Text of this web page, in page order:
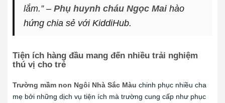
lắm.” – Phụ huynh cháu Ngọc Maihào
hứng chia sẻ với KiddiHub.
Tiện ích hàng đầu mang đến nhiều trải nghiệm
thú vị cho trẻ
Trường mầm non Ngôi Nhà Sắc Màu chinh phục nhiều cha
mẹ bởi những dịch vụ tiện ích mà trường cung cấp như phục